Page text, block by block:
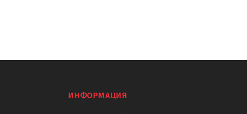
ИНФОРМАЦИЯ